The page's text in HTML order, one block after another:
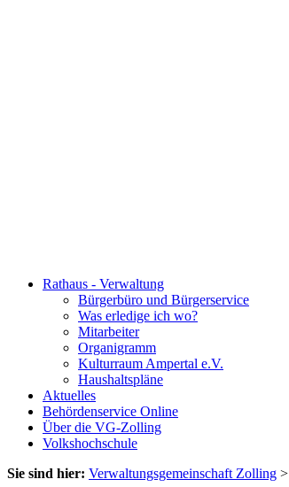
Rathaus - Verwaltung
Bürgerbüro und Bürgerservice
Was erledige ich wo?
Mitarbeiter
Organigramm
Kulturraum Ampertal e.V.
Haushaltspläne
Aktuelles
Behördenservice Online
Über die VG-Zolling
Volkshochschule
Sie sind hier: Verwaltungsgemeinschaft Zolling >